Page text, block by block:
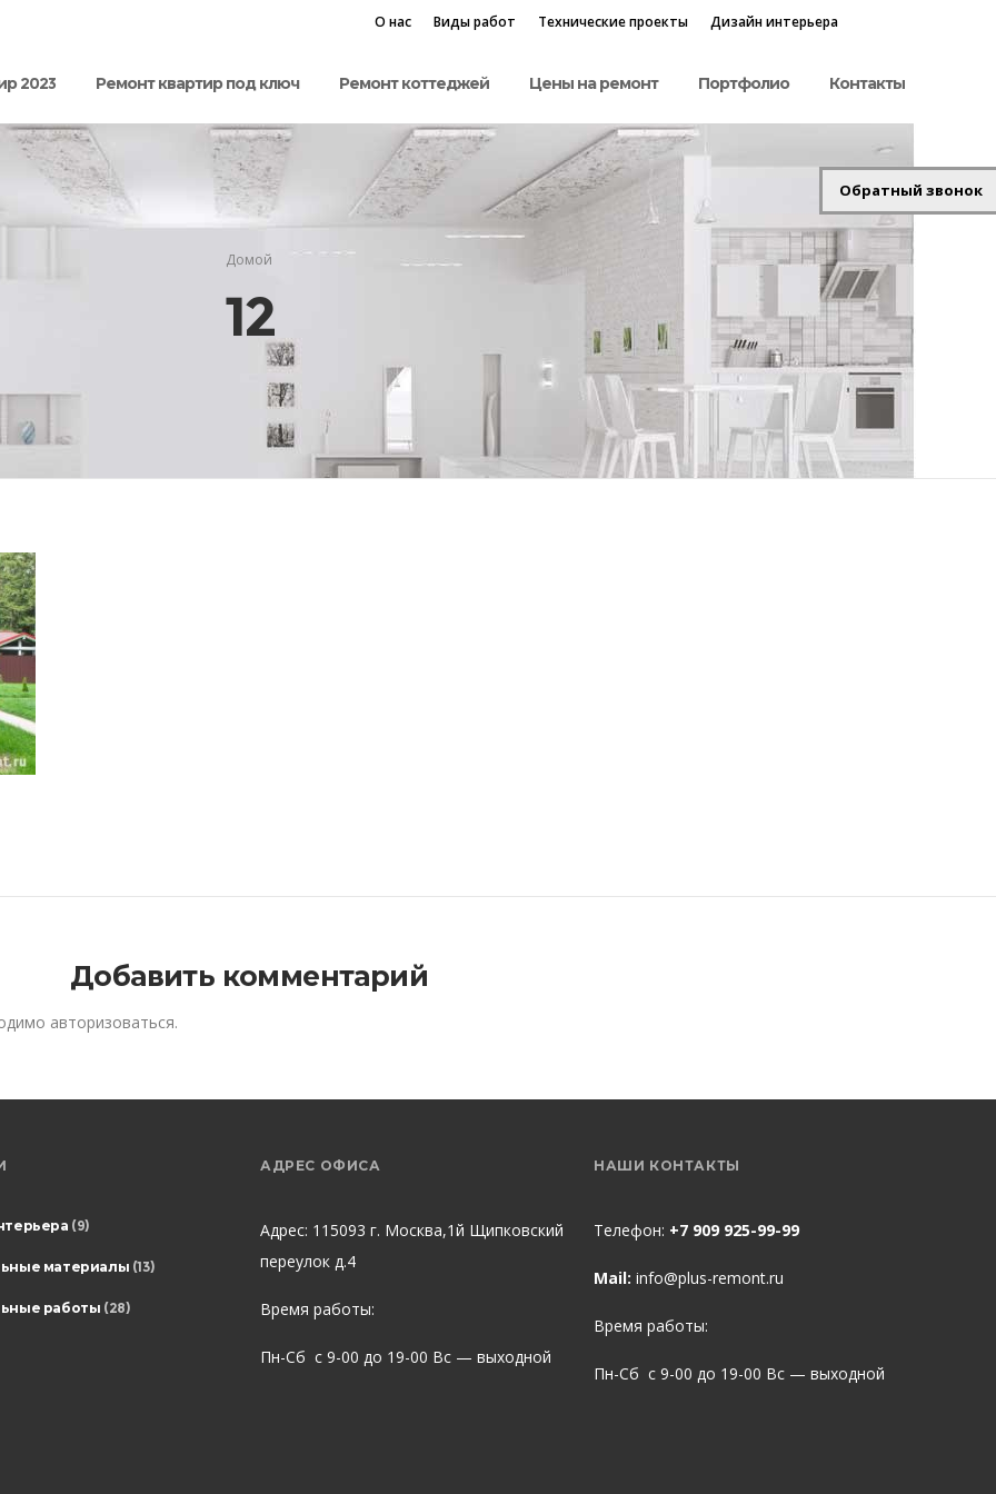
О нас Виды работ Технические проекты Дизайн интерьера
2023 Ремонт квартир под ключ Ремонт коттеджей Цены на ремонт Портфолио Контакты
Домой
12
Добавить комментарий
авторизоваться.
(9)
материалы (13)
работы (28)
АДРЕС ОФИСА
Адрес: 115093 г. Москва,1й Щипковский
переулок д.4
Время работы:
Пн-Сб с 9-00 до 19-00 Вс — выходной
НАШИ КОНТАКТЫ
Телефон: +7 909 925-99-99
Mail: info@plus-remont.ru
Время работы:
Пн-Сб с 9-00 до 19-00 Вс — выходной
Обратный звонок